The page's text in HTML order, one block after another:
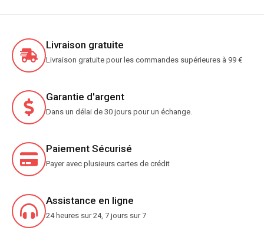
Livraison gratuite
Livraison gratuite pour les commandes supérieures à 99 €
Garantie d'argent
Dans un délai de 30 jours pour un échange.
Paiement Sécurisé
Payer avec plusieurs cartes de crédit
Assistance en ligne
24 heures sur 24, 7 jours sur 7